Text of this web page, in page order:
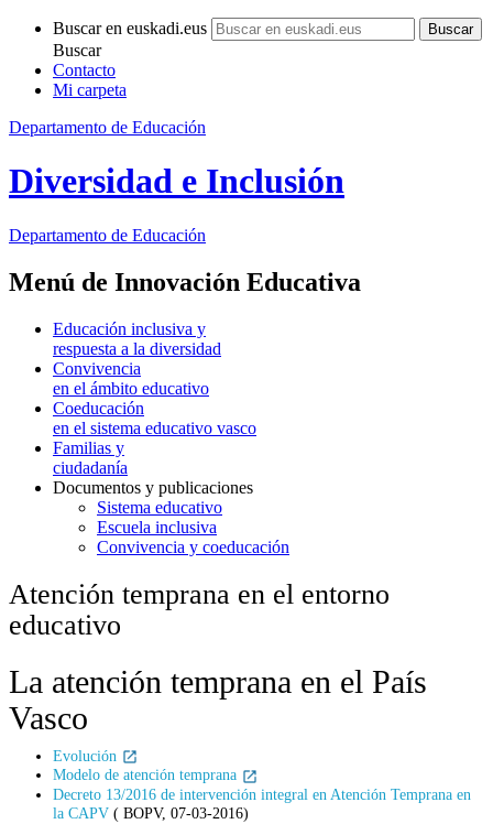
Buscar en euskadi.eus
Buscar
Contacto
Mi carpeta
Departamento de Educación
Diversidad e Inclusión
Departamento de Educación
Menú de Innovación Educativa
Educación inclusiva y
respuesta a la diversidad
Convivencia
en el ámbito educativo
Coeducación
en el sistema educativo vasco
Familias y
ciudadanía
Documentos y publicaciones
Sistema educativo
Escuela inclusiva
Convivencia y coeducación
Atención temprana en el entorno
educativo
La atención temprana en el País
Vasco
Evolución
Modelo de atención temprana
Decreto 13/2016 de intervención integral en Atención Temprana en
la CAPV ( BOPV, 07-03-2016)